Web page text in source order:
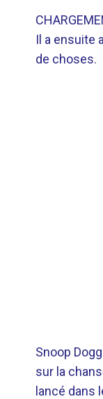
Il a ensuite
de choses.
Snoop
sur la
lancé dans